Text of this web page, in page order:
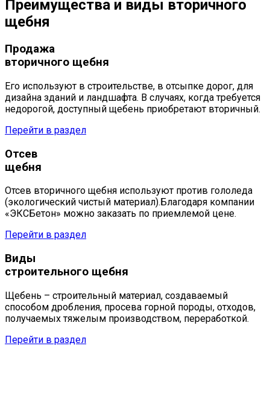
Преимущества и виды вторичного
щебня
Продажа
вторичного щебня
Его используют в строительстве, в отсыпке дорог, для
дизайна зданий и ландшафта. В случаях, когда требуется
недорогой, доступный щебень приобретают вторичный.
Перейти в раздел
Отсев
щебня
Отсев вторичного щебня используют против гололеда
(экологический чистый материал).Благодаря компании
«ЭКСБетон» можно заказать по приемлемой цене.
Перейти в раздел
Виды
строительного щебня
Щебень – строительный материал, создаваемый
способом дробления, просева горной породы, отходов,
получаемых тяжелым производством, переработкой.
Перейти в раздел